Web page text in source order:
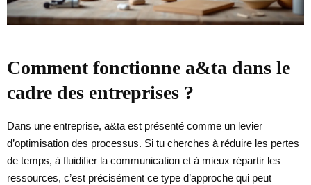
Comment fonctionne a&ta dans le
cadre des entreprises ?
Dans une entreprise, a&ta est présenté comme un levier
d’optimisation des processus. Si tu cherches à réduire les pertes
de temps, à fluidifier la communication et à mieux répartir les
ressources, c’est précisément ce type d’approche qui peut